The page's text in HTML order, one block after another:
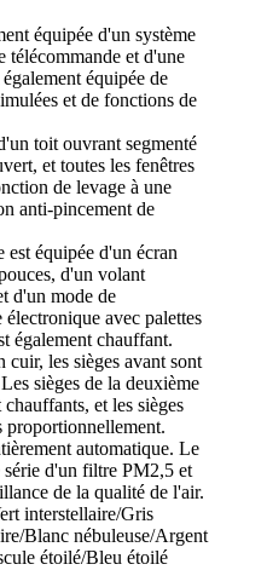
équipée d'un système
télécommande et d'une
équipée de
et de fonctions de
toit ouvrant segmenté
et toutes les fenêtres
de levage à une
anti-pincement de
est équipée d'un écran
d'un volant
d'un mode de
électronique avec palettes
également chauffant.
les sièges avant sont
sièges de la deuxième
et les sièges
proportionnellement.
automatique. Le
série d'un filtre PM2,5 et
de la qualité de l'air.
interstellaire/Gris
Blanc nébuleuse/Argent
étoilé/Bleu étoilé